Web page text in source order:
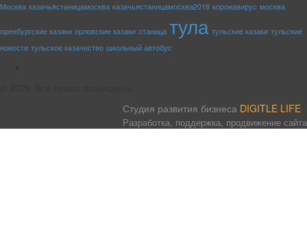
Москва казачьястаницамосква казачьястаницамосква2018 коронавирус москва
оренбургские казаки орловские казаки станица тула тульские казаки тульские
новости тульское казачество школьный автобус
Студия развития бизнеса DIGITLE LIFE
Разработка, поддержка, продвижение сайта